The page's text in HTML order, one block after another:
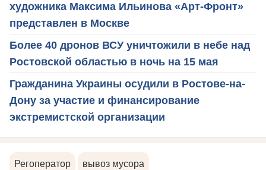
художника Максима Ильинова «Арт-Фронт»
представлен в Москве
Более 40 дронов ВСУ уничтожили в небе над
Ростовской областью в ночь на 15 мая
Гражданина Украины осудили в Ростове-на-
Дону за участие и финансирование
экстремистской организации
Регоператор вывоз мусора